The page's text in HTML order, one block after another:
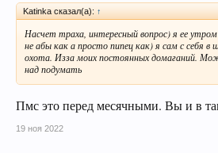
Katinka сказал(а): ↑
Насчет траха, интересный вопрос) я ее
не абы как а просто пипец как) я сам с себя в
охота. Изза моих постоянных домаганий.
над подумать
Пмс это перед месячными. Вы и в
19 ноя 2022